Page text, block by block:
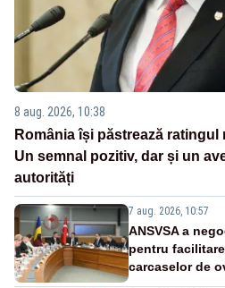
8 aug. 2026, 10:38
România își păstrează
Un semnal pozitiv, dar și un
autorități
7 aug. 2026, 10:57
ANSVSA a
pentru
carcaselor de